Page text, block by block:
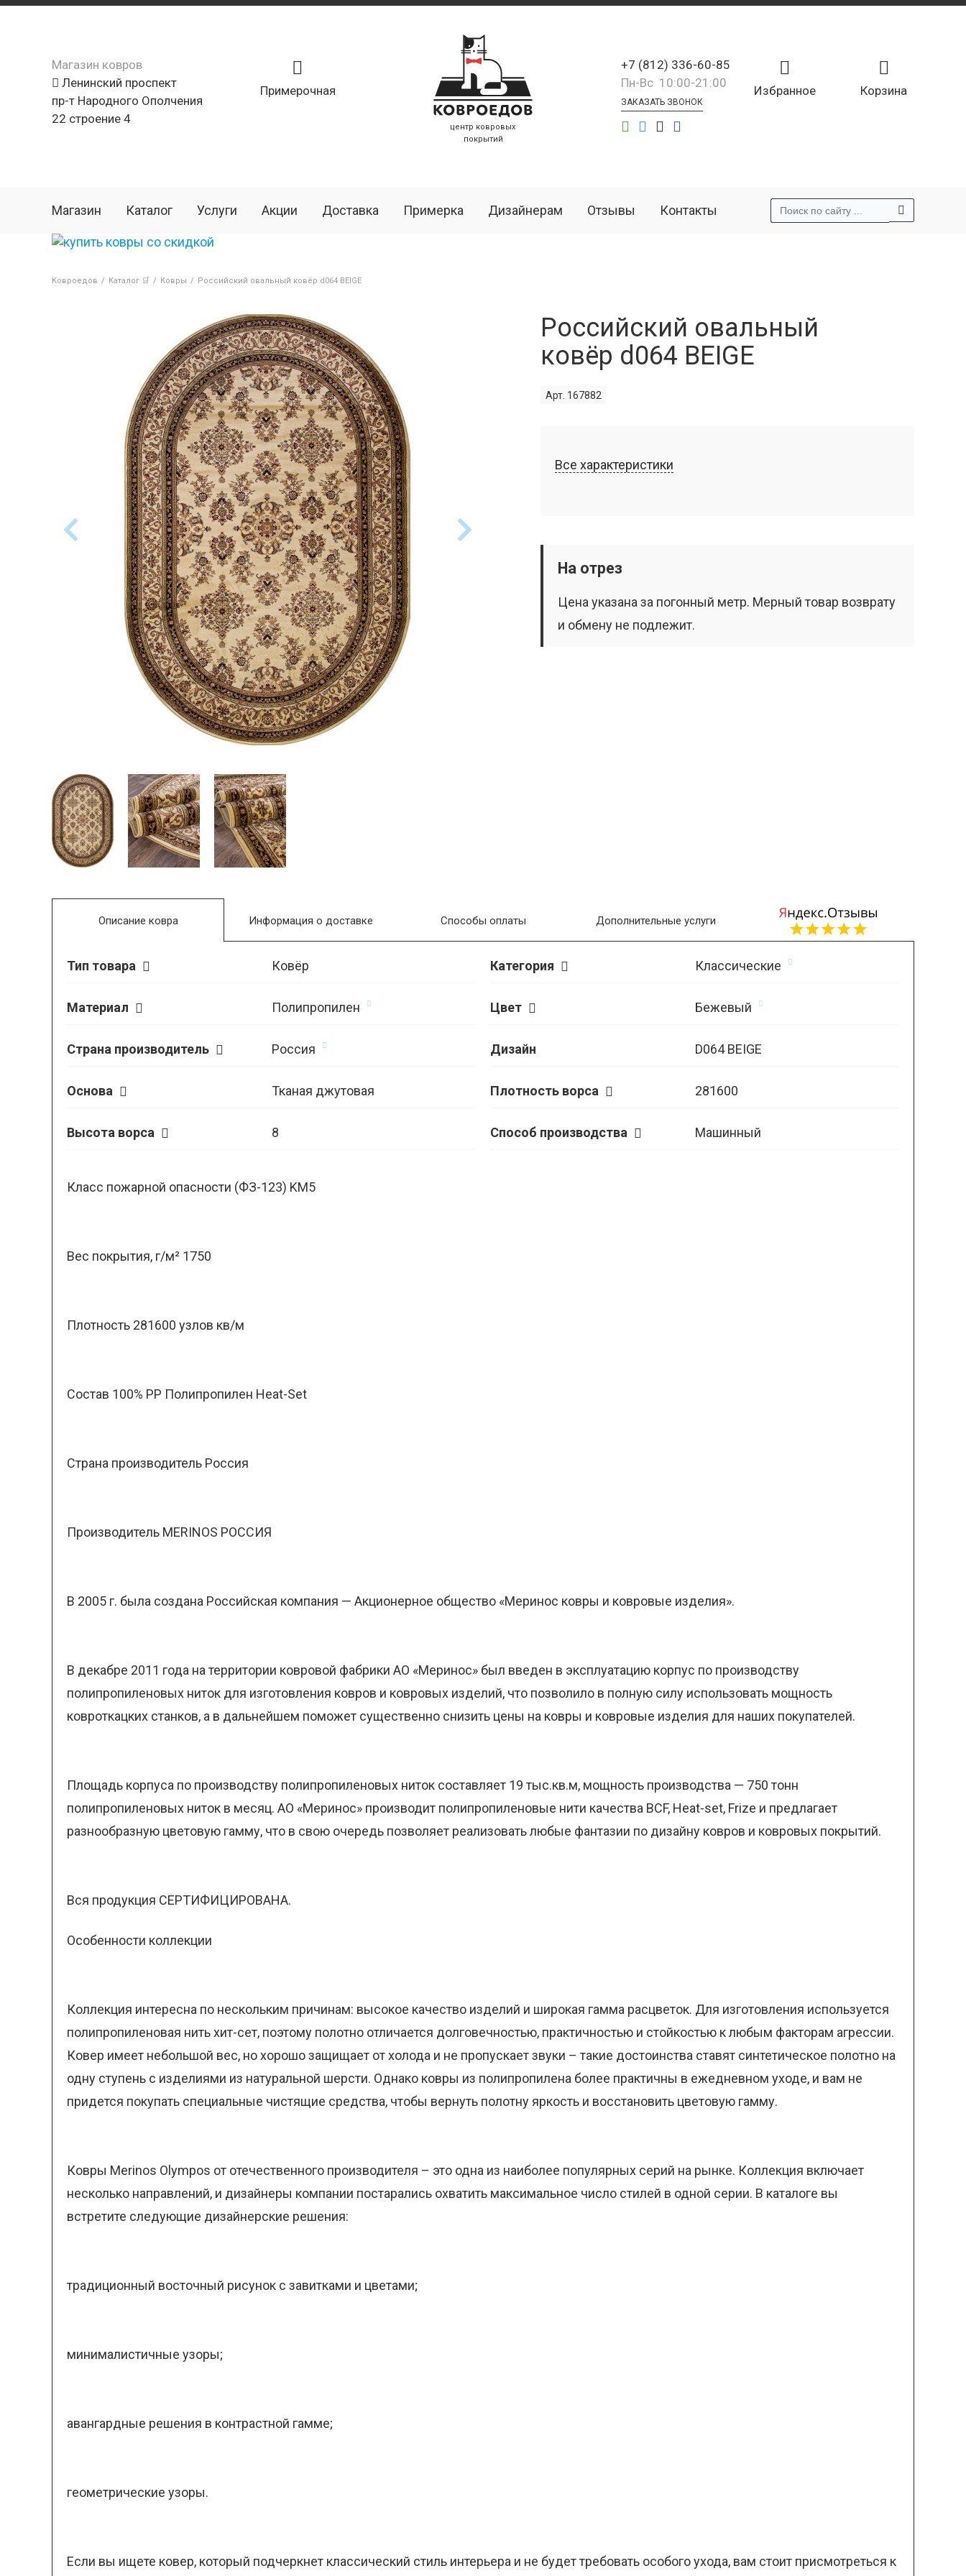
Магазин ковров
Ленинский проспект
пр-т Народного Ополчения
22 строение 4
Примерочная
центр ковровых
покрытий
Корзина
Избранное
+7 (812) 336-60-85
Пн-Вс 10:00-21:00
ЗАКАЗАТЬ ЗВОНОК
Магазин Каталог Услуги Акции Доставка Примерка Дизайнерам Отзывы Контакты
Ковроедов / Каталог 🛒 / Ковры / Российский овальный ковёр d064 BEIGE
Российский овальный
ковёр d064 BEIGE
Арт. 167882
Все характеристики
На отрез
Цена указана за погонный метр. Мерный товар возврату
и обмену не подлежит.
Описание ковра
Тип товара Ковёр Категория Классические
Материал Полипропилен Цвет Бежевый
Страна производитель Россия Дизайн D064 BEIGE
Основа Тканая джутовая Плотность ворса 281600
Высота ворса 8 Способ производства Машинный
Класс пожарной опасности (ФЗ-123) KM5
Вес покрытия, г/м² 1750
Плотность 281600 узлов кв/м
Состав 100% PP Полипропилен Heat-Set
Страна производитель Россия
Производитель MERINOS РОССИЯ
В 2005 г. была создана Российская компания — Акционерное общество «Меринос ковры и ковровые изделия».
В декабре 2011 года на территории ковровой фабрики АО «Меринос» был введен в эксплуатацию корпус по производству
полипропиленовых ниток для изготовления ковров и ковровых изделий, что позволило в полную силу использовать мощность
ковроткацких станков, а в дальнейшем поможет существенно снизить цены на ковры и ковровые изделия для наших покупателей.
Площадь корпуса по производству полипропиленовых ниток составляет 19 тыс.кв.м, мощность производства — 750 тонн
полипропиленовых ниток в месяц. АО «Меринос» производит полипропиленовые нити качества ВСF, Heat-set, Frize и предлагает
разнообразную цветовую гамму, что в свою очередь позволяет реализовать любые фантазии по дизайну ковров и ковровых покрытий.
Вся продукция СЕРТИФИЦИРОВАНА.
Особенности коллекции
Коллекция интересна по нескольким причинам: высокое качество изделий и широкая гамма расцветок. Для изготовления используется
полипропиленовая нить хит-сет, поэтому полотно отличается долговечностью, практичностью и стойкостью к любым факторам агрессии.
Ковер имеет небольшой вес, но хорошо защищает от холода и не пропускает звуки – такие достоинства ставят синтетическое полотно на
одну ступень с изделиями из натуральной шерсти. Однако ковры из полипропилена более практичны в ежедневном уходе, и вам не
придется покупать специальные чистящие средства, чтобы вернуть полотну яркость и восстановить цветовую гамму.
Ковры Merinos Olympos от отечественного производителя – это одна из наиболее популярных серий на рынке. Коллекция включает
несколько направлений, и дизайнеры компании постарались охватить максимальное число стилей в одной серии. В каталоге вы
встретите следующие дизайнерские решения:
традиционный восточный рисунок с завитками и цветами;
минималистичные узоры;
авангардные решения в контрастной гамме;
геометрические узоры.
Если вы ищете ковер, который подчеркнет классический стиль интерьера и не будет требовать особого ухода, вам стоит присмотреться к
Информация о доставке Способы оплаты Дополнительные услуги